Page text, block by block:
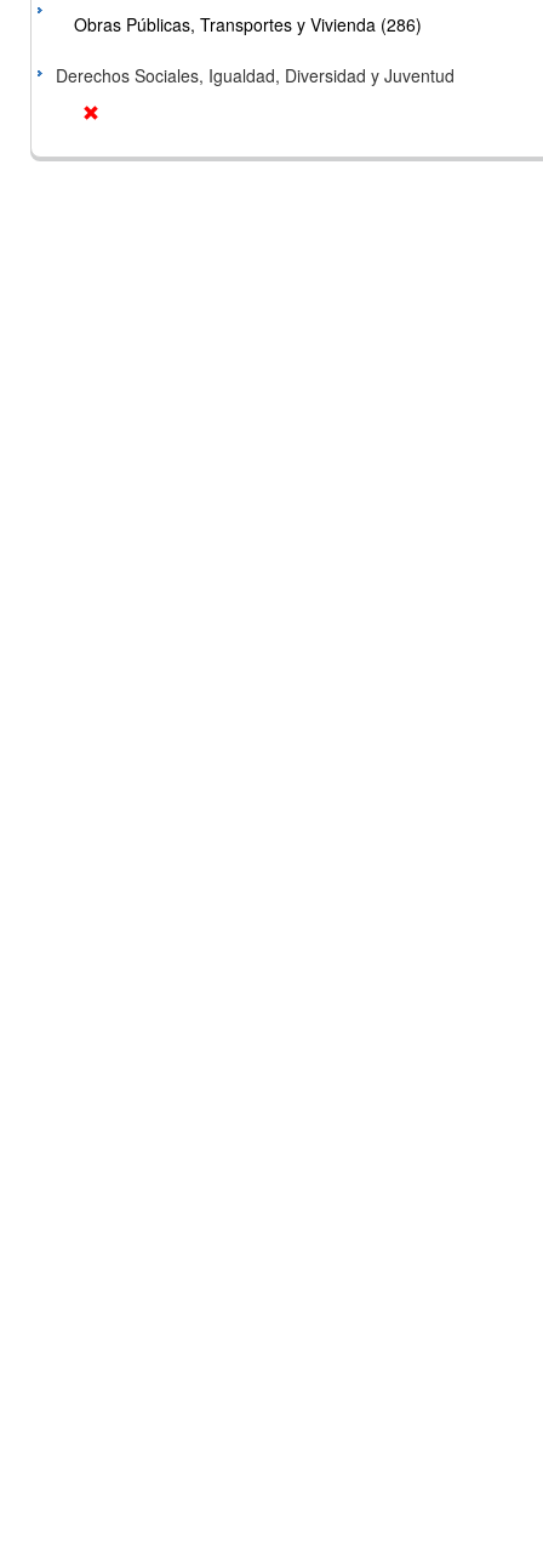
Obras Públicas, Transportes y Vivienda (286)
Derechos Sociales, Igualdad, Diversidad y Juventud